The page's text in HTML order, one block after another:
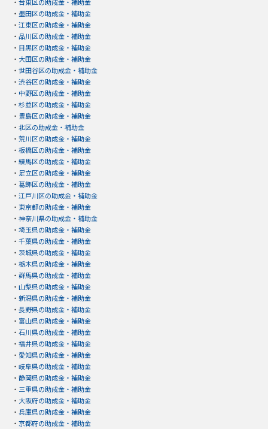
・ 台東区の助成金・補助金
・ 墨田区の助成金・補助金
・ 江東区の助成金・補助金
・ 品川区の助成金・補助金
・ 目黒区の助成金・補助金
・ 大田区の助成金・補助金
・ 世田谷区の助成金・補助金
・ 渋谷区の助成金・補助金
・ 中野区の助成金・補助金
・ 杉並区の助成金・補助金
・ 豊島区の助成金・補助金
・ 北区の助成金・補助金
・ 荒川区の助成金・補助金
・ 板橋区の助成金・補助金
・ 練馬区の助成金・補助金
・ 足立区の助成金・補助金
・ 葛飾区の助成金・補助金
・ 江戸川区の助成金・補助金
・ 東京都の助成金・補助金
・ 神奈川県の助成金・補助金
・ 埼玉県の助成金・補助金
・ 千葉県の助成金・補助金
・ 茨城県の助成金・補助金
・ 栃木県の助成金・補助金
・ 群馬県の助成金・補助金
・ 山梨県の助成金・補助金
・ 新潟県の助成金・補助金
・ 長野県の助成金・補助金
・ 富山県の助成金・補助金
・ 石川県の助成金・補助金
・ 福井県の助成金・補助金
・ 愛知県の助成金・補助金
・ 岐阜県の助成金・補助金
・ 静岡県の助成金・補助金
・ 三重県の助成金・補助金
・ 大阪府の助成金・補助金
・ 兵庫県の助成金・補助金
・ 京都府の助成金・補助金